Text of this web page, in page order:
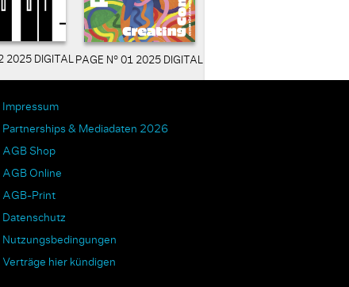
2025 DIGITAL PAGE N° 01 2025 DIGITAL
Impressum
Partnerships & Mediadaten 2026
AGB Shop
AGB Online
AGB-Print
Datenschutz
Nutzungsbedingungen
Verträge hier kündigen